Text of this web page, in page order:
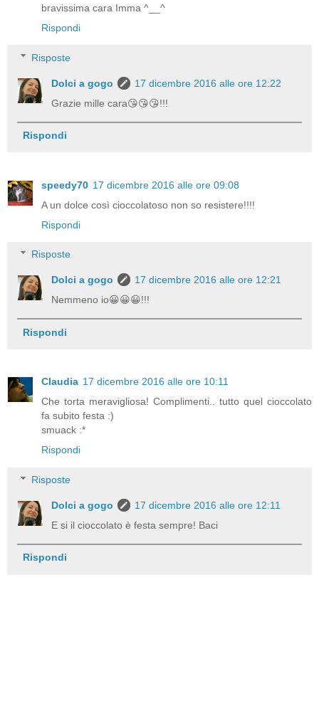
bravissima cara Imma ^__^
Rispondi
Risposte
Dolci a gogo
17 dicembre 2016 alle ore 12:22
Grazie mille cara😘😘😘!!!
Rispondi
speedy70 17 dicembre 2016 alle ore 09:08
A un dolce così cioccolatoso non so resistere!!!!
Rispondi
Risposte
Dolci a gogo
17 dicembre 2016 alle ore 12:21
Nemmeno io😀😀😀!!!
Rispondi
Claudia 17 dicembre 2016 alle ore 10:11
Che torta meravigliosa! Complimenti.. tutto quel cioccolato
fa subito festa :)
smuack :*
Rispondi
Risposte
Dolci a gogo
17 dicembre 2016 alle ore 12:11
E si il cioccolato è festa sempre! Baci
Rispondi